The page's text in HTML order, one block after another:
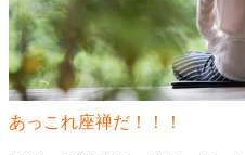
あっこれ座禅だ！！！